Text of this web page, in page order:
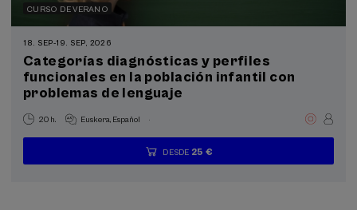
CURSO DE VERANO
18. SEP-19. SEP, 2026
Categorías diagnósticas y perfiles
funcionales en la población infantil con
problemas de lenguaje
20 h. Euskera Español .
...
DESDE 25 €
Últimas
plazas
Gratuito
Fecha
pasada
Lista
de
Plazo
de